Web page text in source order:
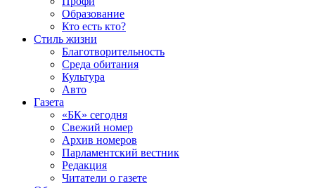
Образование
Кто есть кто?
Стиль жизни
Благотворительность
Среда обитания
Культура
Авто
Газета
«БК» сегодня
Свежий номер
Архив номеров
Парламентский вестник
Редакция
Читатели о газете